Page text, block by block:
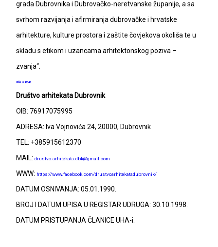
grada Dubrovnika i Dubrovačko-neretvanske županije, a sa
svrhom razvijanja i afirmiranja dubrovačke i hrvatske
arhitekture, kulture prostora i zaštite čovjekova okoliša te u
skladu s etikom i uzancama arhitektonskog poziva –
zvanja“.
više o DAD
Društvo arhitekata Dubrovnik
OIB: 76917075995
ADRESA: Iva Vojnovića 24, 20000, Dubrovnik
TEL: +385915612370
MAIL: drustvo.arhitekata.dbk@gmail.com
WWW: https://www.facebook.com/drustvoarhitekatadubrovnik/
DATUM OSNIVANJA: 05.01.1990.
BROJ I DATUM UPISA U REGISTAR UDRUGA: 30.10.1998.
DATUM PRISTUPANJA ČLANICE UHA-i: